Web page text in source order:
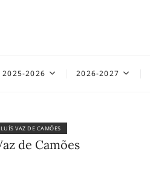
2025-2026 2026-2027
LUÍS VAZ DE CAMÕES
de Camões